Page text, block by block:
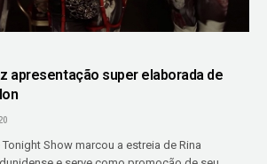
apresentação super elaborada de
Show marcou a estreia de Rina